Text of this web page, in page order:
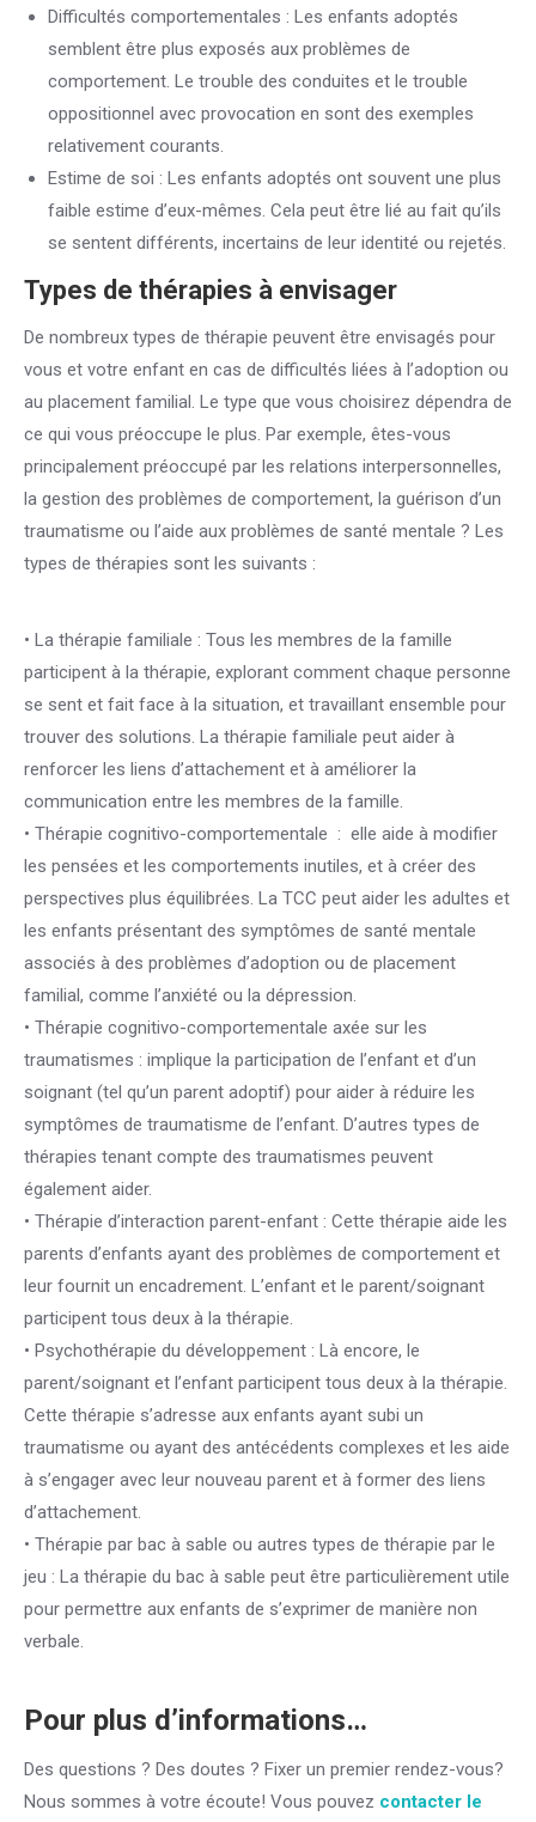
Difficultés comportementales : Les enfants adoptés
semblent être plus exposés aux problèmes de
comportement. Le trouble des conduites et le trouble
oppositionnel avec provocation en sont des exemples
relativement courants.
Estime de soi : Les enfants adoptés ont souvent une plus
faible estime d’eux-mêmes. Cela peut être lié au fait qu’ils
se sentent différents, incertains de leur identité ou rejetés.
Types de thérapies à envisager
De nombreux types de thérapie peuvent être envisagés pour
vous et votre enfant en cas de difficultés liées à l’adoption ou
au placement familial. Le type que vous choisirez dépendra de
ce qui vous préoccupe le plus. Par exemple, êtes-vous
principalement préoccupé par les relations interpersonnelles,
la gestion des problèmes de comportement, la guérison d’un
traumatisme ou l’aide aux problèmes de santé mentale ? Les
types de thérapies sont les suivants :
• La thérapie familiale : Tous les membres de la famille
participent à la thérapie, explorant comment chaque personne
se sent et fait face à la situation, et travaillant ensemble pour
trouver des solutions. La thérapie familiale peut aider à
renforcer les liens d’attachement et à améliorer la
communication entre les membres de la famille.
• Thérapie cognitivo-comportementale : elle aide à modifier
les pensées et les comportements inutiles, et à créer des
perspectives plus équilibrées. La TCC peut aider les adultes et
les enfants présentant des symptômes de santé mentale
associés à des problèmes d’adoption ou de placement
familial, comme l’anxiété ou la dépression.
• Thérapie cognitivo-comportementale axée sur les
traumatismes : implique la participation de l’enfant et d’un
soignant (tel qu’un parent adoptif) pour aider à réduire les
symptômes de traumatisme de l’enfant. D’autres types de
thérapies tenant compte des traumatismes peuvent
également aider.
• Thérapie d’interaction parent-enfant : Cette thérapie aide les
parents d’enfants ayant des problèmes de comportement et
leur fournit un encadrement. L’enfant et le parent/soignant
participent tous deux à la thérapie.
• Psychothérapie du développement : Là encore, le
parent/soignant et l’enfant participent tous deux à la thérapie.
Cette thérapie s’adresse aux enfants ayant subi un
traumatisme ou ayant des antécédents complexes et les aide
à s’engager avec leur nouveau parent et à former des liens
d’attachement.
• Thérapie par bac à sable ou autres types de thérapie par le
jeu : La thérapie du bac à sable peut être particulièrement utile
pour permettre aux enfants de s’exprimer de manière non
verbale.
Pour plus d’informations…
Des questions ? Des doutes ? Fixer un premier rendez-vous?
Nous sommes à votre écoute! Vous pouvez contacter le